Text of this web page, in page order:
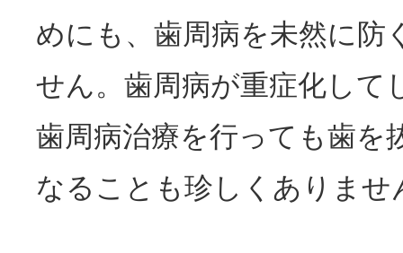
めにも、歯周病を未然に防
せん。歯周病が重症化して
歯周病治療を行っても歯を
なることも珍しくありませ